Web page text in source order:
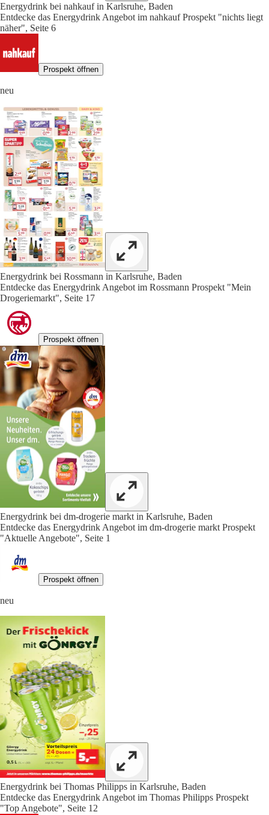
Energydrink bei nahkauf in Karlsruhe, Baden
Entdecke das Energydrink Angebot im nahkauf Prospekt "nichts liegt
näher", Seite 6
Prospekt öffnen
neu
Energydrink bei Rossmann in Karlsruhe, Baden
Entdecke das Energydrink Angebot im Rossmann Prospekt "Mein
Drogeriemarkt", Seite 17
Prospekt öffnen
Energydrink bei dm-drogerie markt in Karlsruhe, Baden
Entdecke das Energydrink Angebot im dm-drogerie markt Prospekt
"Aktuelle Angebote", Seite 1
Prospekt öffnen
neu
Energydrink bei Thomas Philipps in Karlsruhe, Baden
Entdecke das Energydrink Angebot im Thomas Philipps Prospekt
"Top Angebote", Seite 12